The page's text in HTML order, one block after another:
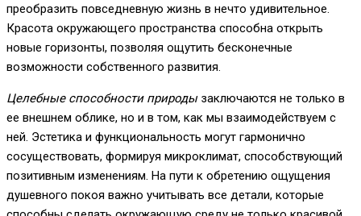
преобразить повседневную жизнь в нечто удивительное.
Красота окружающего пространства способна открыть
новые горизонты, позволяя ощутить бесконечные
возможности собственного развития.
Целебные способности природызаключаются не только в
ее внешнем облике, но и в том, как мы взаимодействуем с
ней. Эстетика и функциональность могут гармонично
сосуществовать, формируя микроклимат, способствующий
позитивным изменениям. На пути к обретению ощущения
душевного покоя важно учитывать все детали, которые